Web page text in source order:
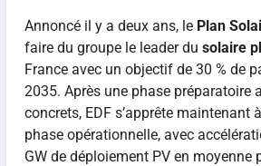
Annoncé il y a deux ans, le Plan
faire du groupe le leader du solaire
France avec un objectif de 30 % de
2035. Après une phase préparatoire
concrets, EDF s’apprête maintenant
phase opérationnelle, avec
GW de déploiement PV en moyenne